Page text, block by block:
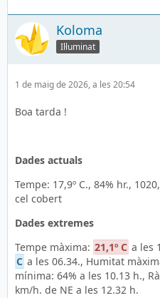
Koloma
Il·luminat
1 de maig de 2026, a les 20:54
Boa tarda !
Dades actuals
Tempe: 17,9º C., 84% hr.,
cel cobert
Dades extremes
Tempe màxima: 21,1º C a les
C a les 06.34., Humitat
mínima: 64% a les 10.13 h.,
km/h. de NE a les 12.32 h.